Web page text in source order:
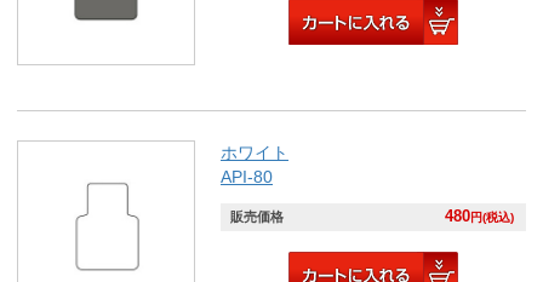
ホワイト
API-80
販売価格 480円(税込)